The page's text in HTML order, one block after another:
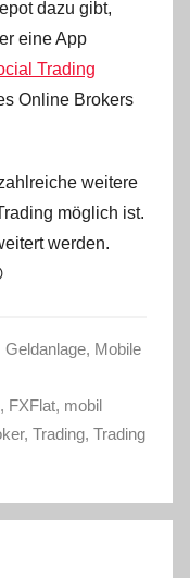
dazu gibt,
eine App
Trading
Online Brokers
weitere
möglich ist.
werden.
Geldanlage, Mobile
, FXFlat, mobil
, Trading, Trading